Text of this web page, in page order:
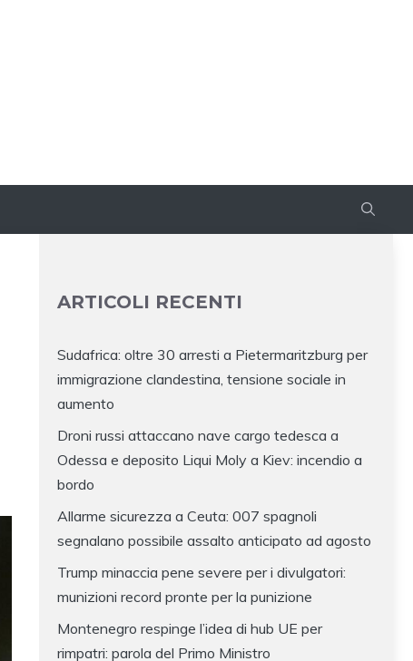
ARTICOLI RECENTI
Sudafrica: oltre 30 arresti a Pietermaritzburg per
immigrazione clandestina, tensione sociale in
aumento
Droni russi attaccano nave cargo tedesca a
Odessa e deposito Liqui Moly a Kiev: incendio a
bordo
Allarme sicurezza a Ceuta: 007 spagnoli
segnalano possibile assalto anticipato ad agosto
Trump minaccia pene severe per i divulgatori:
munizioni record pronte per la punizione
Montenegro respinge l’idea di hub UE per
rimpatri: parola del Primo Ministro